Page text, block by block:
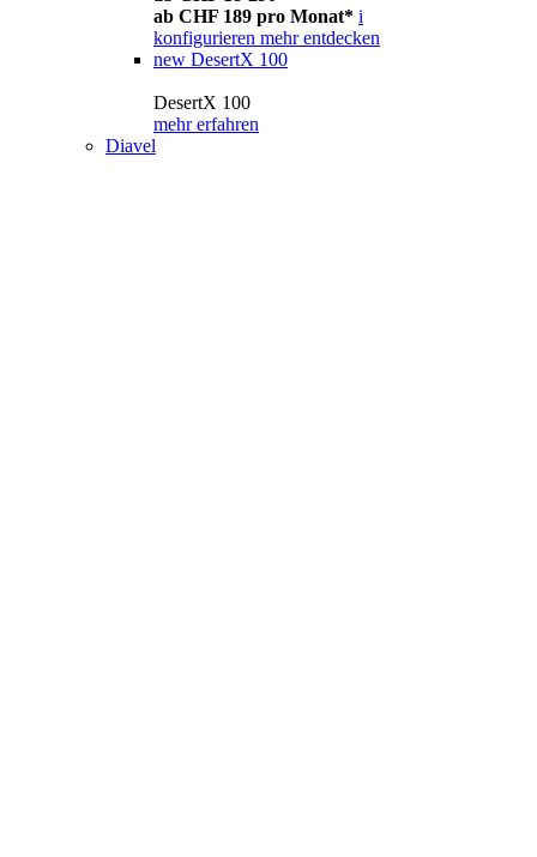
ab CHF 189 pro Monat* i
konfigurieren mehr entdecken
new DesertX 100
DesertX 100
mehr erfahren
Diavel